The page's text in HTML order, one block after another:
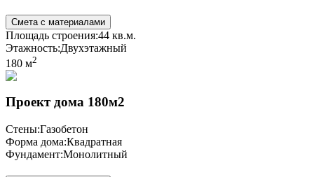
Смета с материалами
Площадь строения:44 кв.м.
Этажность:Двухэтажный
180 м2
Проект дома 180м2
Стены:Газобетон
Форма дома:Квадратная
Фундамент:Монолитный